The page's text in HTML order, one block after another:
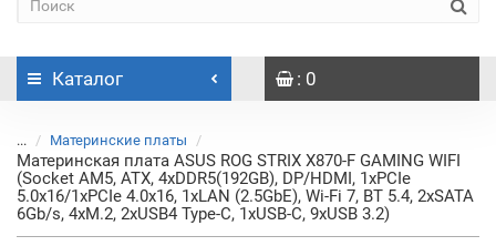
Каталог : 0
... Материнские платы
Материнская плата ASUS ROG STRIX X870-F GAMING WIFI
(Socket AM5, ATX, 4xDDR5(192GB), DP/HDMI, 1xPCIe
5.0x16/1xPCIe 4.0x16, 1xLAN (2.5GbE), Wi-Fi 7, BT 5.4, 2xSATA
6Gb/s, 4xM.2, 2xUSB4 Type-C, 1xUSB-C, 9xUSB 3.2)